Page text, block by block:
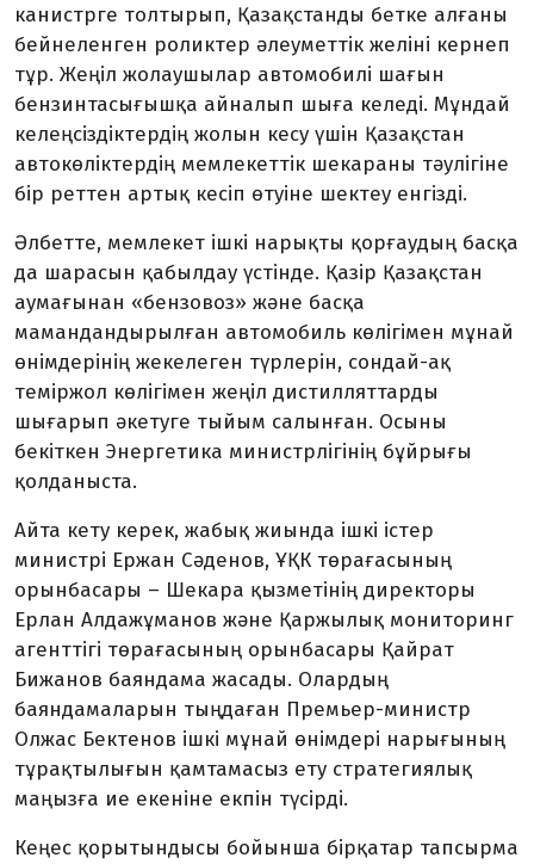
канистрге толтырып, Қазақстанды бетке алғаны
бейнеленген роликтер әлеуметтік желіні кернеп
тұр. Жеңіл жолаушылар автомобилі шағын
бензинтасығышқа айналып шыға келеді. Мұндай
келең­сіздіктердің жолын кесу үшін Қазақстан
автокөліктердің мемлекеттік шекараны тәулігіне
бір реттен артық кесіп өтуіне шектеу енгізді.
Әлбетте, мемлекет ішкі нарықты қор­ғаудың басқа
да шарасын қабылдау үстінде. Қазір Қазақстан
аумағынан «бензовоз» және басқа
мамандандырылған автомобиль көлігімен мұнай
өнімдерінің жекелеген түрлерін, сондай-ақ
теміржол көлігімен жеңіл дистилляттарды
шығарып әкетуге тыйым салынған. Осыны
бекіткен Энергетика министрлігінің бұйрығы
қолданыста.
Айта кету керек, жабық жиында ішкі істер
министрі Ержан Сәденов, ҰҚК төрағасының
орынбасары – Шекара қызметінің директоры
Ерлан Алдажұманов және Қаржылық мониторинг
агенттігі төрағасының орынбасары Қайрат
Бижанов баяндама жасады. Олардың
баяндамаларын тыңдаған Премьер-министр
Олжас Бектенов ішкі мұнай өнімдері нарығының
тұрақтылығын қамтамасыз ету страте­гиялық
маңызға ие екеніне екпін түсірді.
Кеңес қорытындысы бойынша бірқатар тапсырма